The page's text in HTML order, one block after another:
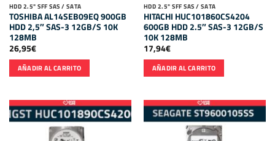
HDD 2.5" SFF SAS / SATA
TOSHIBA AL14SEB09EQ 900GB
HDD 2,5″ SAS-3 12GB/S 10K
128MB
26,95€
AÑADIR AL CARRITO
HDD 2.5" SFF SAS / SATA
HITACHI HUC101860CS4204
600GB HDD 2.5″ SAS-3 12GB/S
10K 128MB
17,94€
AÑADIR AL CARRITO